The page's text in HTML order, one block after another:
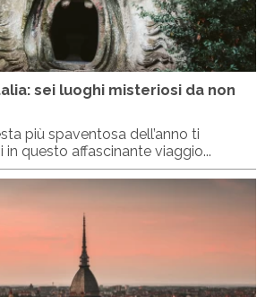
sei luoghi misteriosi da non
più spaventosa dell’anno ti
questo affascinante viaggio...